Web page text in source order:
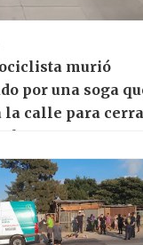
murió
por una soga
la calle para
las murgas